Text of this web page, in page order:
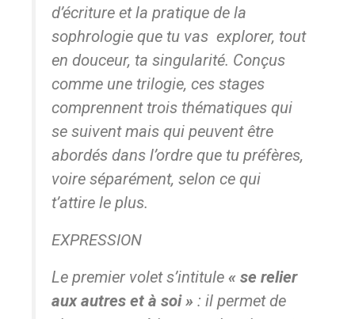
d’écriture et la pratique de la
sophrologie que tu vas explorer, tout
en douceur, ta singularité. Conçus
comme une trilogie, ces stages
comprennent trois thématiques qui
se suivent mais qui peuvent être
abordés dans l’ordre que tu préfères,
voire séparément, selon ce qui
t’attire le plus.
EXPRESSION
Le premier volet s’intitule « se relier
aux autres et à soi » : il permet de